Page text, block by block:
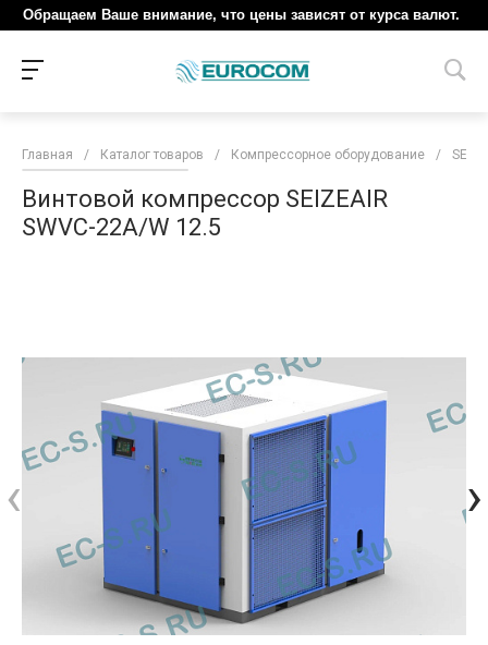
Обращаем Ваше внимание, что цены зависят от курса валют.
Главная / Каталог товаров / Компрессорное оборудование /
Винтовой компрессор SEIZEAIR
SWVC-22A/W 12.5
‹ ›